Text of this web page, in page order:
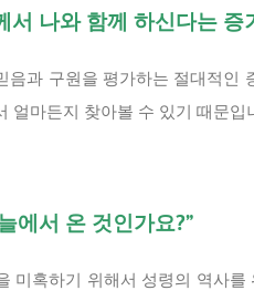
서 나와 함께 하신다는
과 구원을 평가하는 절대적
얼마든지 찾아볼 수 있기 때문
에서 온 것인가요?”
미혹하기 위해서 성령의 역사